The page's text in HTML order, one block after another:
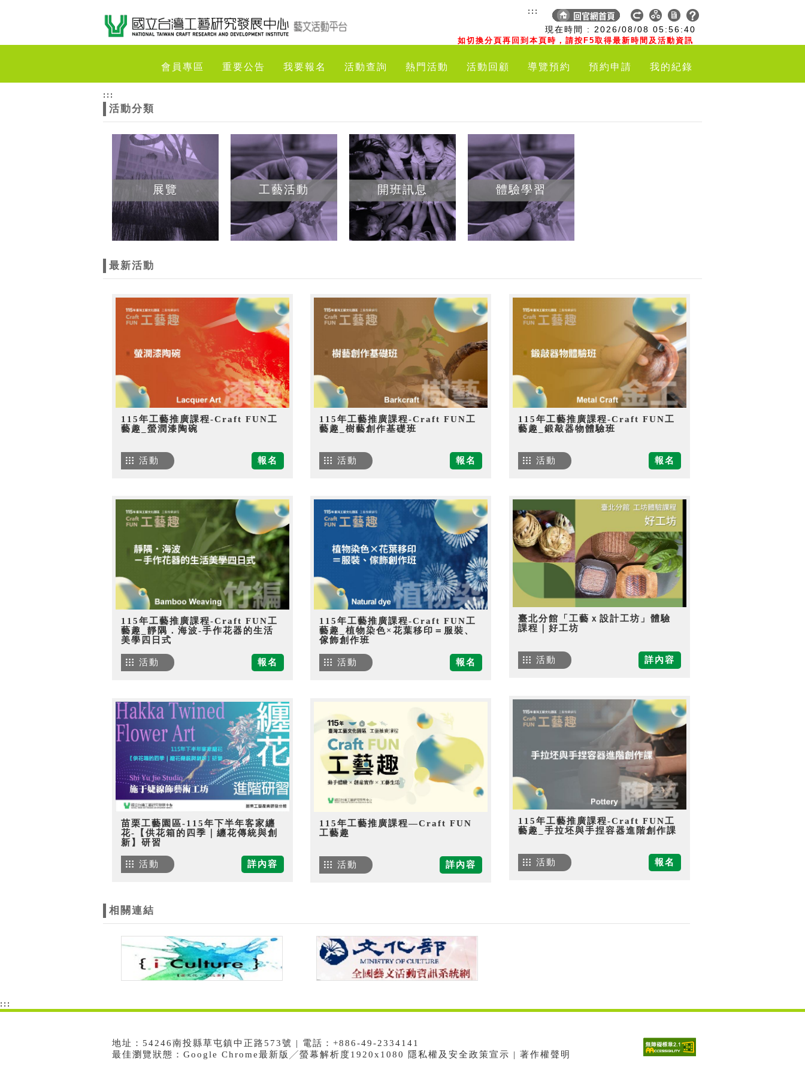
現在時間 : 2026/08/08 05:56:41
如切換分頁再回到本頁時，請按F5取得最新時間及活動資訊
:::
會員專區 重要公告 我要報名 活動查詢 熱門活動 活動回顧 導覽預約 預約申請 我的紀錄
:::
活動分類
展覽 工藝活動 開班訊息 體驗學習
最新活動
115年工藝推廣課程-Craft FUN工
藝趣_螢潤漆陶碗
報名
活動
115年工藝推廣課程-Craft FUN工
藝趣_樹藝創作基礎班
報名
活動
115年工藝推廣課程-Craft FUN工
藝趣_鍛敲器物體驗班
報名
活動
115年工藝推廣課程-Craft FUN工
藝趣_靜隅．海波-手作花器的生活
美學四日式
報名
活動
115年工藝推廣課程-Craft FUN工
藝趣_植物染色×花葉移印＝服裝、
傢飾創作班
報名
活動
臺北分館「工藝ｘ設計工坊」體驗
課程｜好工坊
詳內容
活動
115年工藝推廣課程-Craft FUN工
藝趣_手拉坯與手捏容器進階創作課
報名
活動
苗栗工藝園區-115年下半年客家纏
花-【供花箱的四季｜纏花傳統與創
新】研習
詳內容
活動
115年工藝推廣課程—Craft FUN
工藝趣
詳內容
活動
相關連結
:::
地址：54246南投縣草屯鎮中正路573號 | 電話：+886-49-2334141
最佳瀏覽狀態：Google Chrome最新版╱螢幕解析度1920x1080 隱私權及安全政策宣示 | 著作權聲明